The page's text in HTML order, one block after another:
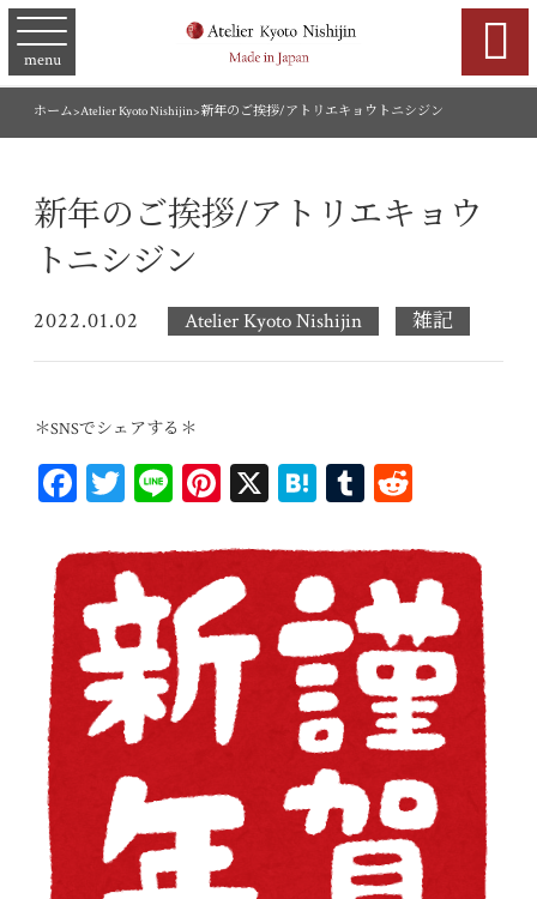
menu 
ホーム>Atelier Kyoto Nishijin>新年のご挨拶/アトリエキョウトニシジン
新年のご挨拶/アトリエキョウ
トニシジン
2022.01.02 Atelier Kyoto Nishijin 雑記
＊SNSでシェアする＊
Fa
bo
ok
T
tt
er
Li Pi
er
es
t
X H
en
a
T
m
bl
r
di
t